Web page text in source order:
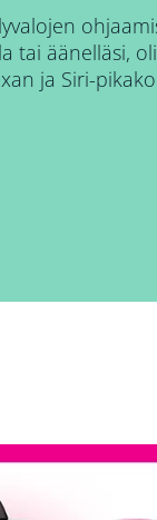
tai äänelläsi,
ja Siri-